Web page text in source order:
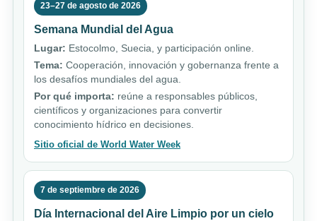
23–27 de agosto de 2026
Semana Mundial del Agua
Lugar: Estocolmo, Suecia, y participación online.
Tema: Cooperación, innovación y gobernanza frente a
los desafíos mundiales del agua.
Por qué importa: reúne a responsables públicos,
científicos y organizaciones para convertir
conocimiento hídrico en decisiones.
Sitio oficial de World Water Week
7 de septiembre de 2026
Día Internacional del Aire Limpio por un cielo